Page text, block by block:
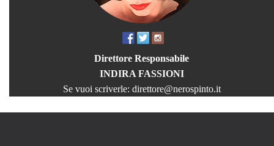
Direttore Responsabile
INDIRA FASSIONI
Se vuoi scriverle: direttore@nerospinto.it